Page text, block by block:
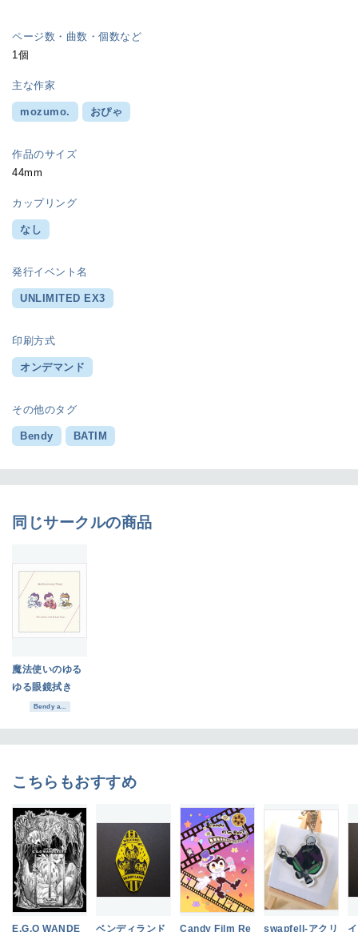
ページ数・曲数・個数など
1個
主な作家
mozumo. おぴゃ
作品のサイズ
44mm
カップリング
なし
発行イベント名
UNLIMITED EX3
印刷方式
オンデマンド
その他のタグ
Bendy BATIM
同じサークルの商品
魔法使いのゆる
ゆる眼鏡拭き
Bendy a...
こちらもおすすめ
E.G.O WANDE ベンディランド Candy Film Re swapfell-アクリ